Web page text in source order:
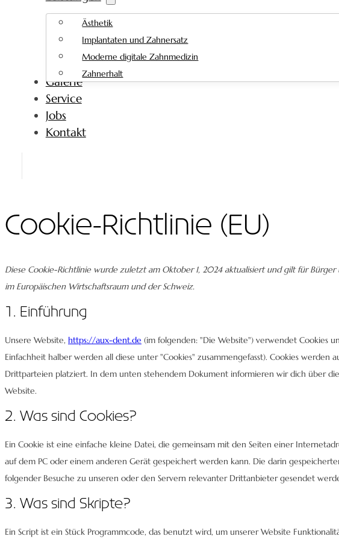
Ästhetik
Implantaten und Zahnersatz
Moderne digitale Zahnmedizin
Zahnerhalt
Galerie
Service
Jobs
Kontakt
Cookie-Richtlinie (EU)
Diese Cookie-Richtlinie wurde zuletzt am Oktober 1, 2024 aktualisiert und gilt für
im Europäischen Wirtschaftsraum und der Schweiz.
1. Einführung
Unsere Website, https://aux-dent.de (im folgenden: "Die Website") verwendet Cookies
Einfachheit halber werden all diese unter "Cookies" zusammengefasst). Cookies werden
Drittparteien platziert. In dem unten stehendem Dokument informieren wir dich über
Website.
2. Was sind Cookies?
Ein Cookie ist eine einfache kleine Datei, die gemeinsam mit den Seiten einer
auf dem PC oder einem anderen Gerät gespeichert werden kann. Die darin
folgender Besuche zu unseren oder den Servern relevanter Drittanbieter gesendet
3. Was sind Skripte?
Ein Script ist ein Stück Programmcode, das benutzt wird, um unserer Website